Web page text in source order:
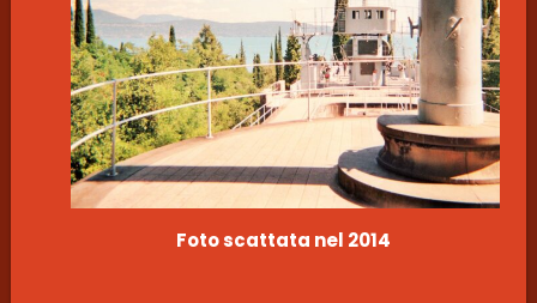
Foto scattata nel 2014